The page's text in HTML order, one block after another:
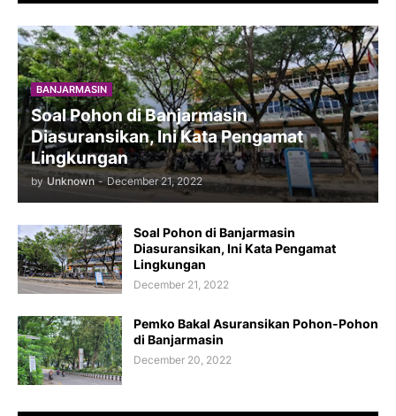
BANJARMASIN
Soal Pohon di Banjarmasin
Diasuransikan, Ini Kata Pengamat
Lingkungan
by Unknown - December 21, 2022
Soal Pohon di Banjarmasin
Diasuransikan, Ini Kata Pengamat
Lingkungan
December 21, 2022
Pemko Bakal Asuransikan Pohon-Pohon
di Banjarmasin
December 20, 2022